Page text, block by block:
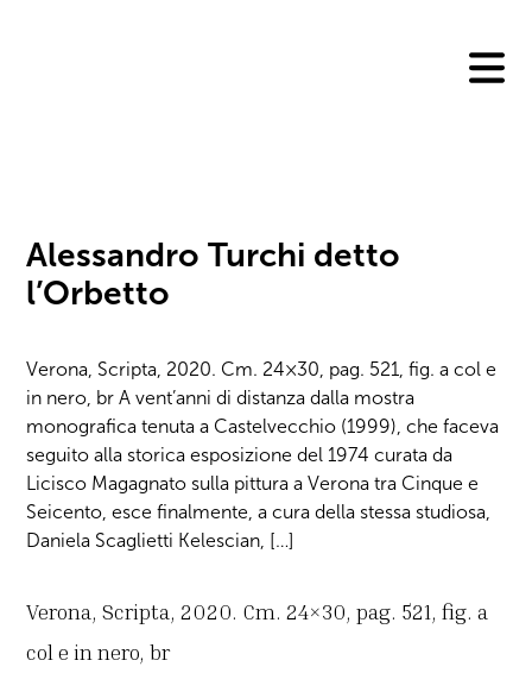
Alessandro Turchi detto
l’Orbetto
Verona, Scripta, 2020. Cm. 24×30, pag. 521, fig. a col e
in nero, br A vent’anni di distanza dalla mostra
monografica tenuta a Castelvecchio (1999), che faceva
seguito alla storica esposizione del 1974 curata da
Licisco Magagnato sulla pittura a Verona tra Cinque e
Seicento, esce finalmente, a cura della stessa studiosa,
Daniela Scaglietti Kelescian, […]
Verona, Scripta, 2020. Cm. 24×30, pag. 521, fig. a
col e in nero, br